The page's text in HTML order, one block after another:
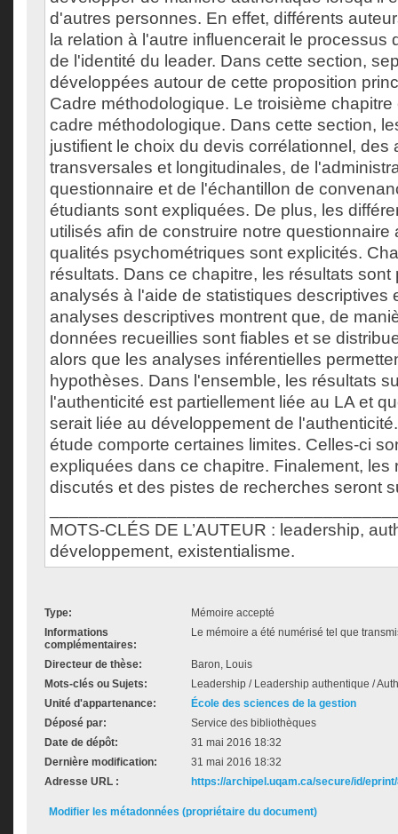
d'autres personnes. En effet, différents
la relation à l'autre influencerait le processus
de l'identité du leader. Dans cette section,
développées autour de cette proposition
Cadre méthodologique. Le troisième
cadre méthodologique. Dans cette section,
justifient le choix du devis corrélationnel, des
transversales et longitudinales, de
questionnaire et de l'échantillon de
étudiants sont expliquées. De plus, les
utilisés afin de construire notre questionnaire
qualités psychométriques sont explicités.
résultats. Dans ce chapitre, les résultats sont
analysés à l'aide de statistiques descriptives
analyses descriptives montrent que, de
données recueillies sont fiables et se
alors que les analyses inférentielles
hypothèses. Dans l'ensemble, les résultats
l'authenticité est partiellement liée au LA et
serait liée au développement de
étude comporte certaines limites. Celles-ci
expliquées dans ce chapitre. Finalement, les
discutés et des pistes de recherches seront
MOTS-CLÉS DE L’AUTEUR : leadership,
développement, existentialisme.
Type:
Mémoire accepté
Informations
complémentaires:
Le mémoire a été numérisé tel que
Directeur de thèse:
Baron, Louis
Mots-clés ou Sujets:
Leadership / Leadership authentique /
Unité d'appartenance:
École des sciences de la gestion
Déposé par:
Service des bibliothèques
Date de dépôt:
31 mai 2016 18:32
Dernière modification:
31 mai 2016 18:32
Adresse URL :
https://archipel.uqam.ca/secure/id/
Modifier les métadonnées (propriétaire du document)